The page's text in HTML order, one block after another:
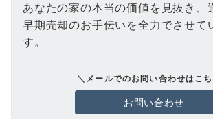
あなたの家の本当の価値を見抜き、
早期売却のお手伝いを全力でさせて
す。
＼メールでのお問い合わせはこ
お問い合わせ